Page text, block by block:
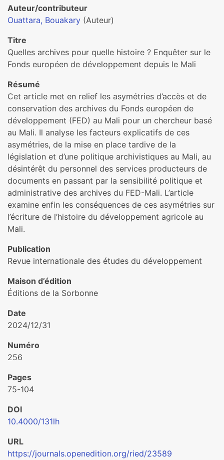
Auteur/contributeur
Ouattara, Bouakary (Auteur)
Titre
Quelles archives pour quelle histoire ? Enquêter sur le
Fonds européen de développement depuis le Mali
Résumé
Cet article met en relief les asymétries d’accès et de
conservation des archives du Fonds européen de
développement (FED) au Mali pour un chercheur basé
au Mali. Il analyse les facteurs explicatifs de ces
asymétries, de la mise en place tardive de la
législation et d’une politique archivistiques au Mali, au
désintérêt du personnel des services producteurs de
documents en passant par la sensibilité politique et
administrative des archives du FED-Mali. L’article
examine enfin les conséquences de ces asymétries sur
l’écriture de l’histoire du développement agricole au
Mali.
Publication
Revue internationale des études du développement
Maison d’édition
Éditions de la Sorbonne
Date
2024/12/31
Numéro
256
Pages
75-104
DOI
10.4000/131lh
URL
https://journals.openedition.org/ried/23589